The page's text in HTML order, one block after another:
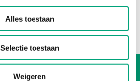
Alles toestaan
Selectie toestaan
Weigeren